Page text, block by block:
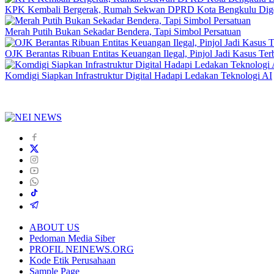
KPK Kembali Bergerak, Rumah Sekwan DPRD Kota Bengkulu
Merah Putih Bukan Sekadar Bendera, Tapi Simbol Persatuan
OJK Berantas Ribuan Entitas Keuangan Ilegal, Pinjol Jadi Kasus
Komdigi Siapkan Infrastruktur Digital Hadapi Ledakan Teknologi AI
ABOUT US
Pedoman Media Siber
PROFIL NEINEWS.ORG
Kode Etik Perusahaan
Sample Page